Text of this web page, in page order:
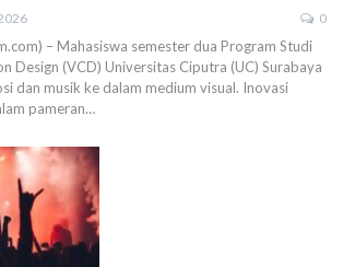
0
– Mahasiswa semester dua Program Studi
Design (VCD) Universitas Ciputra (UC) Surabaya
dan musik ke dalam medium visual. Inovasi
pameran…